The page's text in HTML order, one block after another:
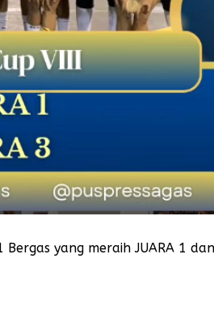
yang meraih JUARA 1 dan